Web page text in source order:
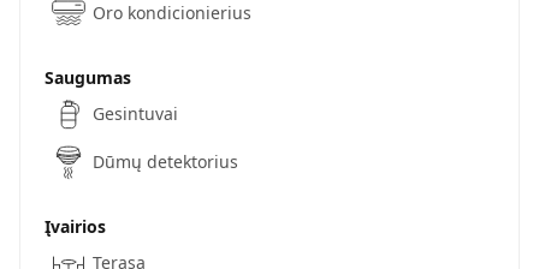
Oro kondicionierius
Saugumas
Gesintuvai
Dūmų detektorius
Įvairios
Terasa